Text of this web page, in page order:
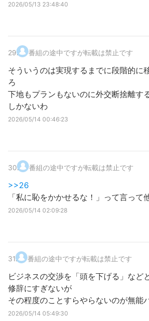
2026/05/13 23:48:40
29. 番組の途中ですが転載は禁止です
そういうのは実現するまでに段階的に
ろ
下地もプランもないのに外交断捨離す
しかないわ
2026/05/14 00:46:23
30. 番組の途中ですが転載は禁止です
>>26
「私に恥をかかせるな！」って言って
2026/05/14 02:09:28
31. 番組の途中ですが転載は禁止です
ビジネスの交渉を「頭を下げる」など
修辞にすぎないが
その程度のことすらやらないのが無能
2026/05/14 05:49:30